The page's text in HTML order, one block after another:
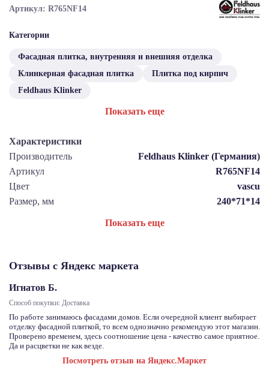
Артикул: R765NF14
Категории
Фасадная плитка, внутренняя и внешняя отделка
Клинкерная фасадная плитка
Плитка под кирпич
Feldhaus Klinker
Показать еще
Характеристики
Производитель
Feldhaus Klinker (Германия)
Артикул
R765NF14
Цвет
vascu
Размер, мм
240*71*14
Показать еще
Отзывы с Яндекс маркета
Игнатов Б.
Способ покупки: Доставка
По работе занимаюсь фасадами домов. Если очередной клиент выбирает
отделку фасадной плиткой, то всем однозначно рекомендую этот магазин.
Проверено временем, здесь соотношение цена - качество самое приятное.
Да и расцветки не как везде.
Посмотреть отзыв на Яндекс.Маркет